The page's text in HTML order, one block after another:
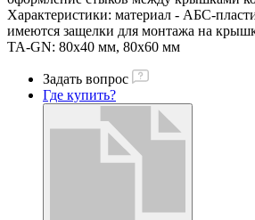
Характеристики: материал - АБС-
имеются защелки для монтажа на
TA-GN: 80х40 мм, 80х60 мм
Задать вопрос
Где купить?